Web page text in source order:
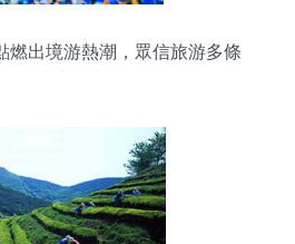
燃出境游熱潮，眾信旅游多條